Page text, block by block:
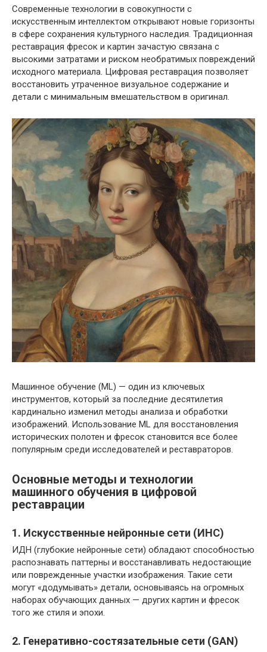
Современные технологии в совокупности с
искусственным интеллектом открывают новые горизонты
в сфере сохранения культурного наследия. Традиционная
реставрация фресок и картин зачастую связана с
высокими затратами и риском необратимых повреждений
исходного материала. Цифровая реставрация позволяет
восстановить утраченное визуальное содержание и
детали с минимальным вмешательством в оригинал.
Машинное обучение (ML) — один из ключевых
инструментов, который за последние десятилетия
кардинально изменил методы анализа и обработки
изображений. Использование ML для восстановления
исторических полотен и фресок становится все более
популярным среди исследователей и реставраторов.
Основные методы и технологии
машинного обучения в цифровой
реставрации
1. Искусственные нейронные сети (ИНС)
ИДН (глубокие нейронные сети) обладают способностью
распознавать паттерны и восстанавливать недостающие
или поврежденные участки изображения. Такие сети
могут «додумывать» детали, основываясь на огромных
наборах обучающих данных — других картин и фресок
того же стиля и эпохи.
2. Генеративно-состязательные сети (GAN)